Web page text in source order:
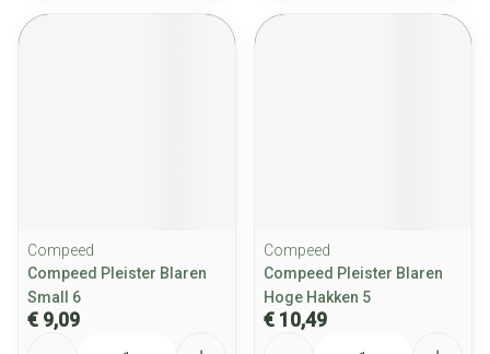
Compeed
Compeed Pleister Blaren
Small 6
€ 9,09
Compeed
Compeed Pleister Blaren
Hoge Hakken 5
€ 10,49